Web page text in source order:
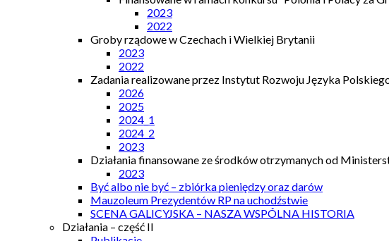
2023
2022
Groby rządowe w Czechach i Wielkiej Brytanii
2023
2022
Zadania realizowane przez Instytut Rozwoju Języka
2026
2025
2024_1
2024_2
2023
Działania finansowane ze środków otrzymanych od
2023
Być albo nie być – zbiórka pieniędzy oraz darów
Mauzoleum Prezydentów RP na uchodźstwie
SCENA GALICYJSKA – NASZA WSPÓLNA HISTORIA
Działania – część II